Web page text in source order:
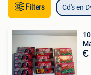
Filters Cd's en
€